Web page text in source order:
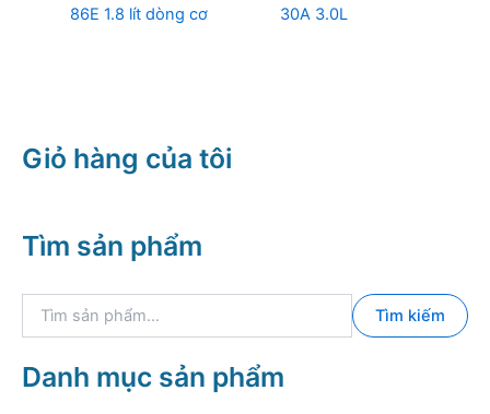
86E 1.8 lít dòng cơ
30A 3.0L
Giỏ hàng của tôi
Tìm sản phẩm
k
i
Tìm kiếm
Danh mục sản phẩm